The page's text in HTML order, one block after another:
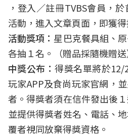
，登入／註冊TVBS會員，
活動，進入文章頁面，即獲
活動獎項：星巴克餐具組、
各抽１名。（贈品採隨機贈送
中獎公布：得獎名單將於12/
玩家APP及食尚玩家官網，
者。得獎者須在信件發出後
並提供得獎者姓名、電話、
覆者視同放棄得獎資格。